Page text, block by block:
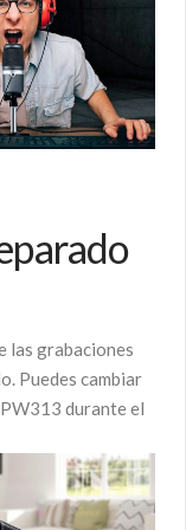
las grabaciones
Puedes cambiar
durante el